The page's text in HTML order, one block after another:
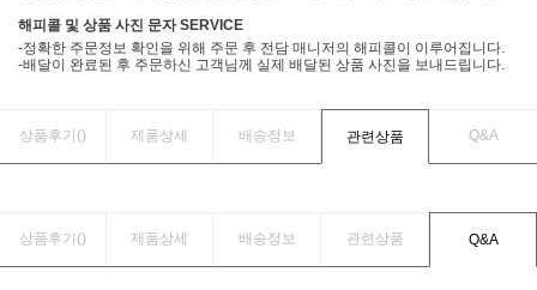
해피콜 및 상품 사진 문자 SERVICE
-정확한 주문정보 확인을 위해 주문 후 전담 매니저의 해피콜이 이루어집니다.
-배달이 완료된 후 주문하신 고객님께 실제 배달된 상품 사진을 보내드립니다.
상품후기() 제품상세 배송정보 관련상품 Q&A
상품후기() 제품상세 배송정보 관련상품 Q&A